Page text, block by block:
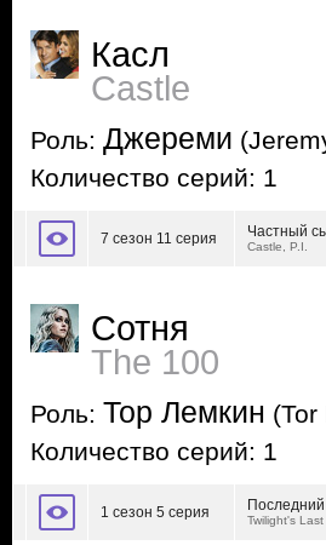
Касл
Castle
Роль: Джереми
Количество серий: 1
7 сезон 11 серия Частный
Castle, P.I.
Сотня
The 100
Роль: Тор Лемкин (Tor
Количество серий: 1
1 сезон 5 серия Twilight's